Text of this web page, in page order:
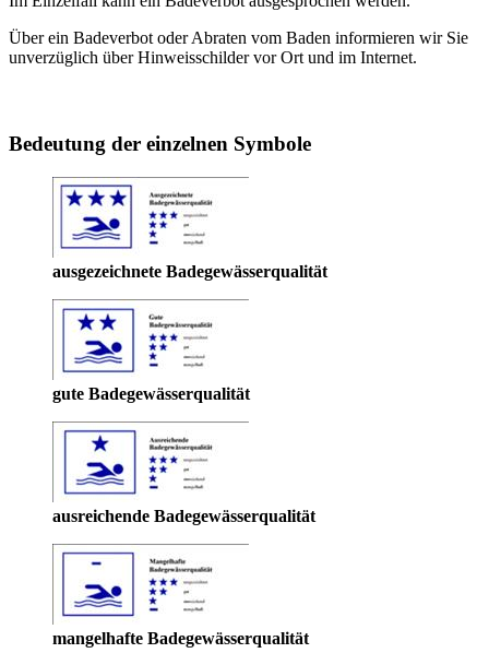
Über ein Badeverbot oder Abraten vom Baden informieren wir Sie
unverzüglich über Hinweisschilder vor Ort und im Internet.
Bedeutung der einzelnen Symbole
ausgezeichnete Badegewässerqualität
gute Badegewässerqualität
ausreichende Badegewässerqualität
mangelhafte Badegewässerqualität